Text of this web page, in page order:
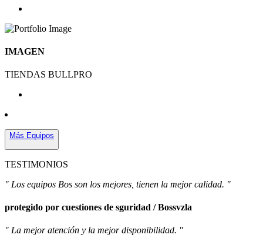
IMAGEN
TIENDAS BULLPRO
Más Equipos
TESTIMONIOS
" Los equipos Bos son los mejores, tienen la mejor calidad. "
protegido por cuestiones de sguridad / Bossvzla
" La mejor atención y la mejor disponibilidad. "